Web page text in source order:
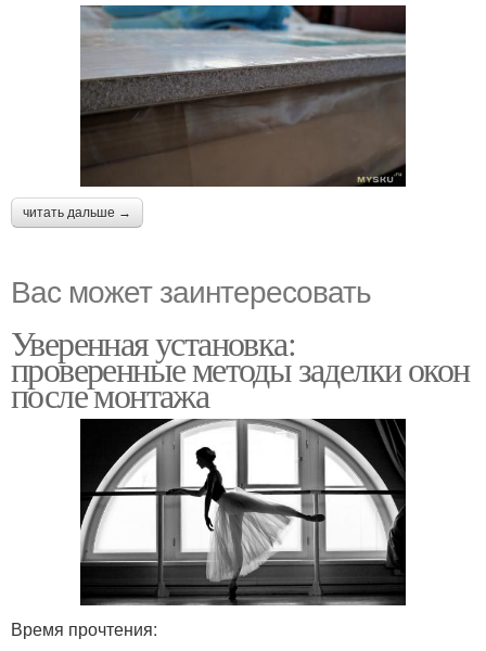
читать дальше →
Вас может заинтересовать
Уверенная установка:
проверенные методы заделки окон
после монтажа
Время прочтения: